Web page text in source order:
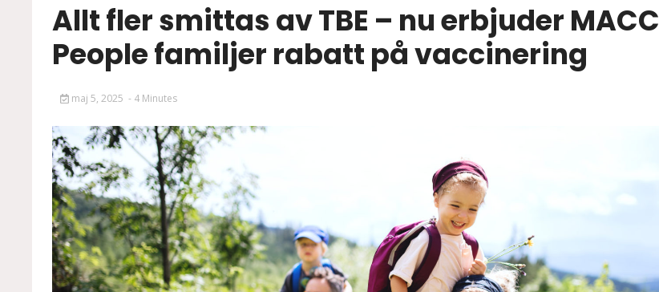
Allt fler smittas av TBE – nu erbjuder MACC
People familjer rabatt på vaccinering
maj 5, 2025 - 4 Minutes